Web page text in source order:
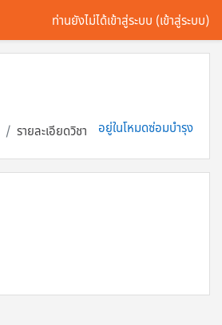
ท่านยังไม่ได้เข้าสู่ระบบ (เข้าสู่ระบบ)
รายละเอียดวิชา อยู่ในโหมดซ่อมบำรุง